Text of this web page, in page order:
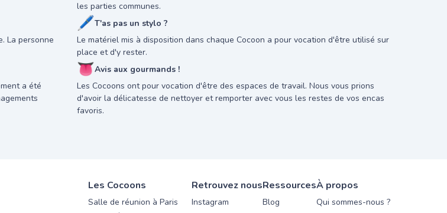
La personne
a été
les parties communes.
🖊T'as pas un stylo ?
Le matériel mis à disposition dans chaque Cocoon a pour vocation d'être utilisé sur
place et d'y rester.
👅Avis aux gourmands !
Les Cocoons ont pour vocation d'être des espaces de travail. Nous vous prions
d'avoir la délicatesse de nettoyer et remporter avec vous les restes de vos encas
favoris.
Les Cocoons
Salle de réunion à Paris
Retrouvez nous
Instagram
Ressources
Blog
À propos
Qui sommes-nous ?